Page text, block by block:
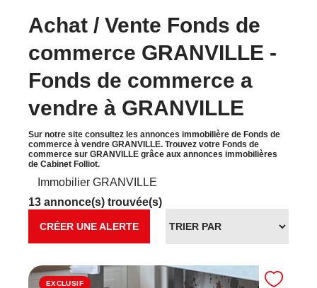
Achat / Vente Fonds de
commerce GRANVILLE -
Fonds de commerce a
vendre à GRANVILLE
Sur notre site consultez les annonces immobilière de Fonds de
commerce à vendre GRANVILLE. Trouvez votre Fonds de
commerce sur GRANVILLE grâce aux annonces immobilières
de Cabinet Folliot.
Immobilier GRANVILLE
13 annonce(s) trouvée(s)
CRÉER UNE ALERTE
EXCLUSIF